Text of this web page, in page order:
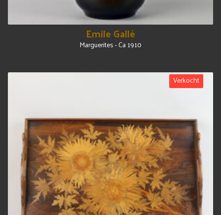
Emile Gallé
Marguerites - Ca 1910
Verkocht